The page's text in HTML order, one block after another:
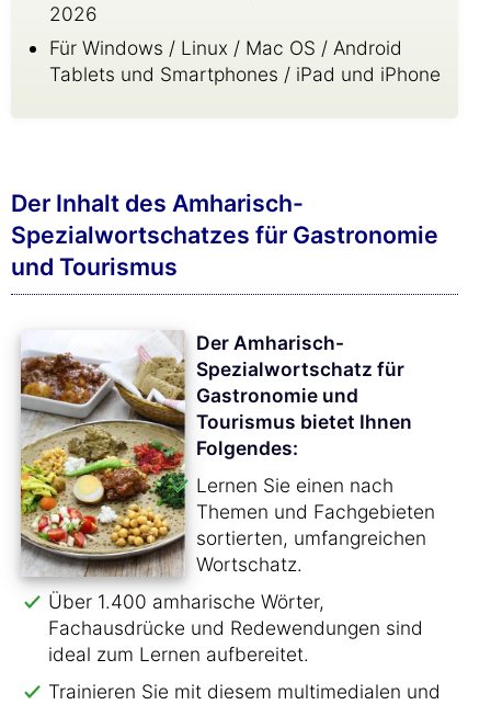
2026
Für Windows / Linux / Mac OS / Android
Tablets und Smartphones / iPad und iPhone
Der Inhalt des Amharisch-
Spezialwortschatzes für Gastronomie
und Tourismus
Der Amharisch-
Spezialwortschatz für
Gastronomie und
Tourismus bietet Ihnen
Folgendes:
Lernen Sie einen nach
Themen und Fachgebieten
sortierten, umfangreichen
Wortschatz.
Über 1.400 amharische Wörter,
Fachausdrücke und Redewendungen sind
ideal zum Lernen aufbereitet.
Trainieren Sie mit diesem multimedialen und